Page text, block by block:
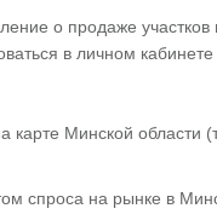
о продаже
в личном
карте Минской
спроса на рынке в